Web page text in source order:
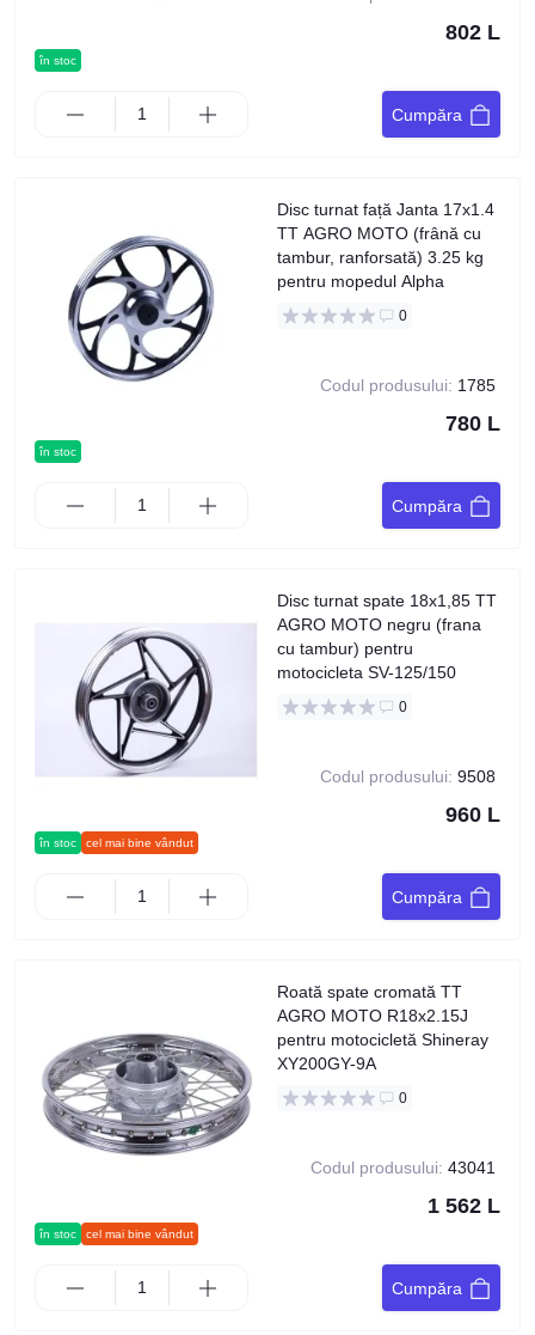
în stoc
802 L
Cumpăra
în stoc
Disc turnat față Janta 17x1.4
TT AGRO MOTO (frână cu
tambur, ranforsată) 3.25 kg
pentru mopedul Alpha
0
Codul produsului: 1785
780 L
Cumpăra
în stoc cel mai bine vândut
Disc turnat spate 18x1,85 TT
AGRO MOTO negru (frana
cu tambur) pentru
motocicleta SV-125/150
0
Codul produsului: 9508
960 L
Cumpăra
în stoc cel mai bine vândut
Roată spate cromată TT
AGRO MOTO R18x2.15J
pentru motocicletă Shineray
XY200GY-9A
0
Codul produsului: 43041
1 562 L
Cumpăra